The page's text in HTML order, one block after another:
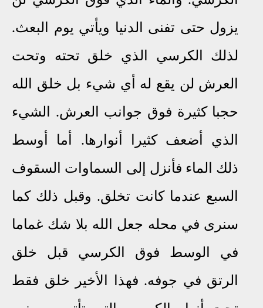
يزول حتى تفنى الدنيا ويأتي يوم البعث.
لذلك الكرسي الذي خلق تحته وتحت
العرش لن يقع له أي شيء بل خلق الله
حجبا كثيرة فوق جوانب العرش. الشيء
الذي أضعف كثيرا أنوارها. أما أوسط
ذلك الماء فأنزل إلى السماوات السقوف
السبع عندما كانت تخلق. وقبل ذلك كما
سنرى في محله جعل الله بلا شك غماما
في الوسط فوق الكرسي قبل خلق
الرتق في جوفه. فهذا الأخير خلق فقط